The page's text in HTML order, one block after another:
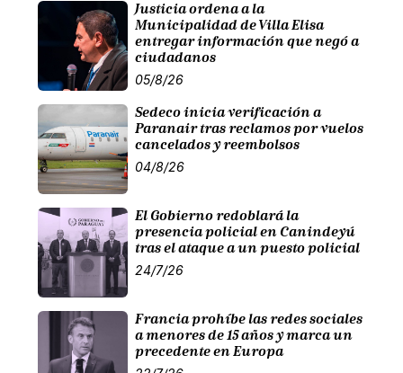
Justicia ordena a la
Municipalidad de Villa Elisa
entregar información que negó a
ciudadanos
05/8/26
Sedeco inicia verificación a
Paranair tras reclamos por vuelos
cancelados y reembolsos
04/8/26
El Gobierno redoblará la
presencia policial en Canindeyú
tras el ataque a un puesto policial
24/7/26
Francia prohíbe las redes sociales
a menores de 15 años y marca un
precedente en Europa